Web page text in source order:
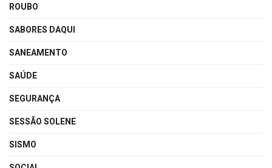
ROUBO
SABORES DAQUI
SANEAMENTO
SAÚDE
SEGURANÇA
SESSÃO SOLENE
SISMO